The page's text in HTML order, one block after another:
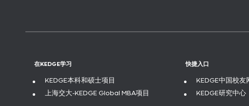
在KEDGE学习
KEDGE本科和硕士项目
上海交大-KEDGE Global MBA项目
快捷入口
KEDGE中国校友
KEDGE研究中心